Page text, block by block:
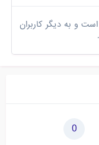
و به دیگر کاربران
0